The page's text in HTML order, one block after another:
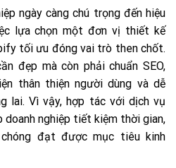
ngày càng chú trọng đến hiệu
lựa chọn một đơn vị thiết kế
tối ưu đóng vai trò then chốt.
đẹp mà còn phải chuẩn SEO,
thân thiện người dùng và dễ
lai. Vì vậy, hợp tác với dịch vụ
nghiệp tiết kiệm thời gian,
đạt được mục tiêu kinh